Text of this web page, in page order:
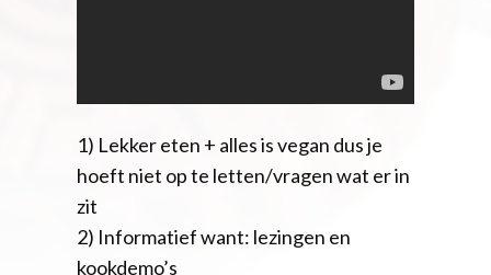
1) Lekker eten + alles is vegan dus je
hoeft niet op te letten/vragen wat er in
zit
2) Informatief want: lezingen en
kookdemo’s